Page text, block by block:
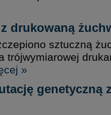
drukowaną
sztuczną
trójwymiarowej
»
genetyczną